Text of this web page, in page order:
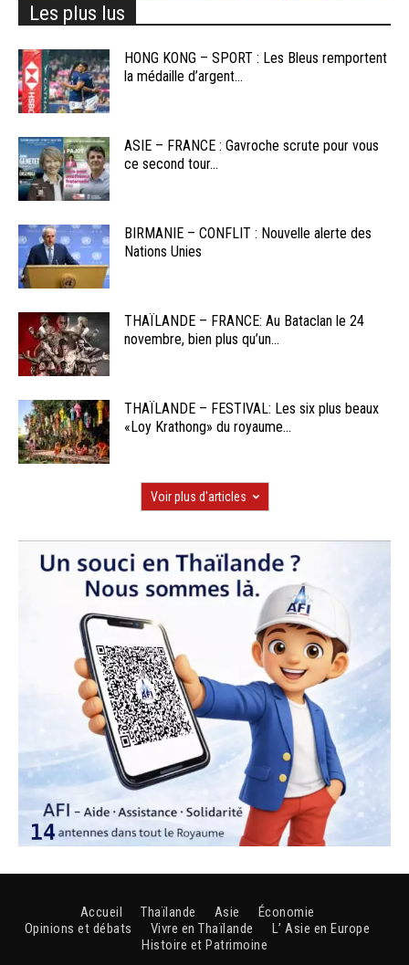
Les plus lus
HONG KONG – SPORT : Les Bleus remportent
la médaille d’argent...
ASIE – FRANCE : Gavroche scrute pour vous
ce second tour...
BIRMANIE – CONFLIT : Nouvelle alerte des
Nations Unies
THAÏLANDE – FRANCE: Au Bataclan le 24
novembre, bien plus qu’un...
THAÏLANDE – FESTIVAL: Les six plus beaux
«Loy Krathong» du royaume...
Voir plus d'articles
Accueil Thaïlande Asie
Économie
Opinions et débats
Vivre en Thaïlande
L’ Asie en Europe
Histoire et Patrimoine